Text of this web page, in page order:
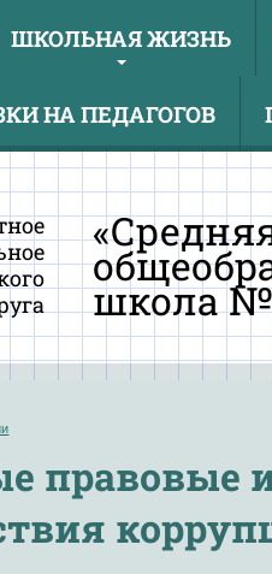
ШКОЛЬНАЯ ЖИЗНЬ
НА ПЕДАГОГОВ
школа
правовые